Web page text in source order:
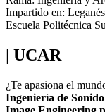
Impartido en:
Escuela Politécnica
| UCAR
¿Te apasiona el
Ingeniería de